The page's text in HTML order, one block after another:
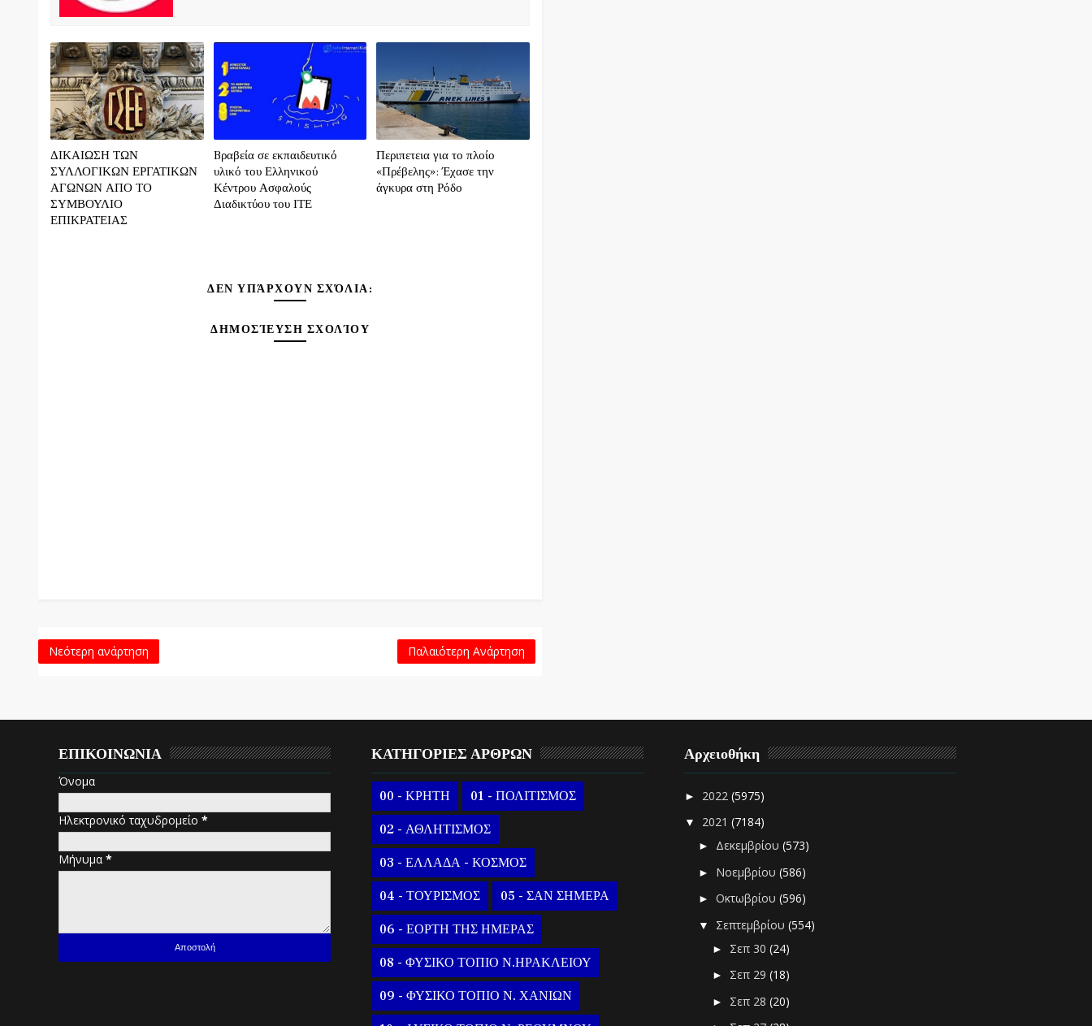
ΔΙΚΑΙΩΣΗ ΤΩΝ
ΣΥΛΛΟΓΙΚΩΝ ΕΡΓΑΤΙΚΩΝ
ΑΓΩΝΩΝ ΑΠΟ ΤΟ
ΣΥΜΒΟΥΛΙΟ
ΕΠΙΚΡΑΤΕΙΑΣ
Bραβεία σε εκπαιδευτικό
υλικό του Ελληνικού
Κέντρου Ασφαλούς
Διαδικτύου του ΙΤΕ
Περιπετεια για το πλοίο
«Πρέβελης»: Έχασε την
άγκυρα στη Ρόδο
ΔΕΝ ΥΠΆΡΧΟΥΝ ΣΧΌΛΙΑ:
ΔΗΜΟΣΊΕΥΣΗ ΣΧΟΛΊΟΥ
Νεότερη ανάρτηση Παλαιότερη Ανάρτηση
ΕΠΙΚΟΙΝΩΝΙΑ
Όνομα
Ηλεκτρονικό ταχυδρομείο *
Μήνυμα *
ΚΑΤΗΓΟΡΙΕΣ ΑΡΘΡΩΝ
00 - ΚΡΗΤΗ 01 - ΠΟΛΙΤΙΣΜΟΣ
02 - ΑΘΛΗΤΙΣΜΟΣ
03 - ΕΛΛΑΔΑ - ΚΟΣΜΟΣ
04 - ΤΟΥΡΙΣΜΟΣ 05 - ΣΑΝ ΣΗΜΕΡΑ
06 - ΕΟΡΤΗ ΤΗΣ ΗΜΕΡΑΣ
08 - ΦΥΣΙΚΟ ΤΟΠΙΟ Ν.ΗΡΑΚΛΕΙΟΥ
09 - ΦΥΣΙΚΟ ΤΟΠΙΟ Ν. ΧΑΝΙΩΝ
Αρχειοθήκη
► 2022 (5975)
▼ 2021 (7184)
► Δεκεμβρίου (573)
► Νοεμβρίου (586)
► Οκτωβρίου (596)
▼ Σεπτεμβρίου (554)
► Σεπ 30 (24)
► Σεπ 29 (18)
► Σεπ 28 (20)